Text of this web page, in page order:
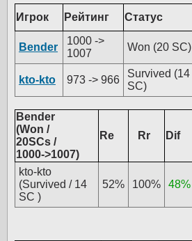
Игрок Рейтинг Статус
Bender
1000 ->
1007
Won (20 SC)
kto-kto 973 -> 966
Survived (14
SC)
Bender
(Won /
20SCs /
1000->1007)
Re Rr Dif
kto-kto
(Survived / 14
SC )
52% 100% 48%